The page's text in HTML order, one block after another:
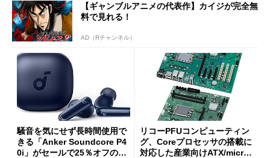
【ギャンブルアニメの代表作】カイジが完全無
料で見れる！
AD（Rチャンネル）
騒音を気にせず長時間使用で
きる「Anker Soundcore P4
0i」がセールで25％オフの59
リコーPFUコンピューティン
グ、Coreプロセッサの搭載に
対応した産業向けATX/micro